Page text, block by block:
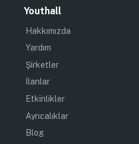
Youthall
Hakkımızda
Yardım
Şirketler
İlanlar
Etkinlikler
Ayrıcalıklar
Blog